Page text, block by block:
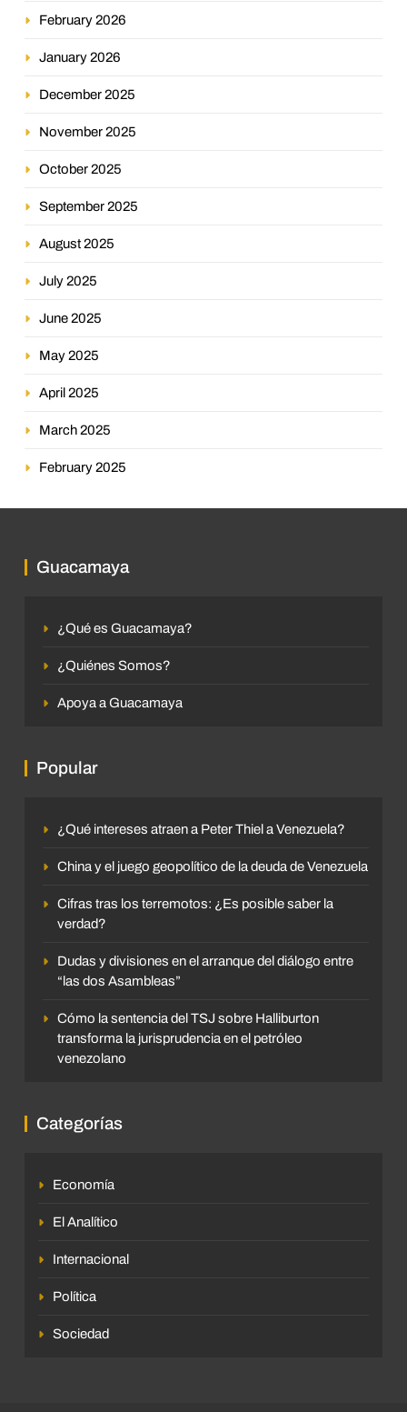
February 2026
January 2026
December 2025
November 2025
October 2025
September 2025
August 2025
July 2025
June 2025
May 2025
April 2025
March 2025
February 2025
Guacamaya
¿Qué es Guacamaya?
¿Quiénes Somos?
Apoya a Guacamaya
Popular
¿Qué intereses atraen a Peter Thiel a Venezuela?
China y el juego geopolítico de la deuda de Venezuela
Cifras tras los terremotos: ¿Es posible saber la
verdad?
Dudas y divisiones en el arranque del diálogo entre
“las dos Asambleas”
Cómo la sentencia del TSJ sobre Halliburton
transforma la jurisprudencia en el petróleo
venezolano
Categorías
Economía
El Analítico
Internacional
Política
Sociedad